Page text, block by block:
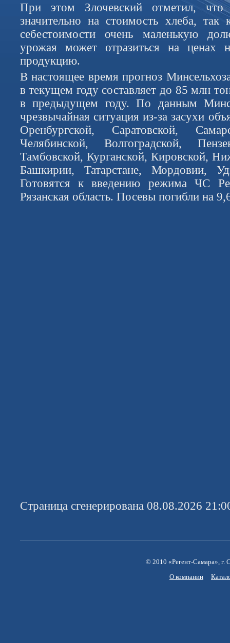
При этом Злочевский отметил, что
значительно на стоимость хлеба, так
себестоимости очень маленькую
урожая может отразиться на ценах
продукцию.
В настоящее время прогноз
в текущем году составляет до 85 млн
в предыдущем году. По данным
чрезвычайная ситуация из-за засухи
Оренбургской, Саратовской,
Челябинской, Волгоградской,
Тамбовской, Курганской, Кировской,
Башкирии, Татарстане, Мордовии,
Готовятся к введению режима ЧС
Рязанская область. Посевы погибли на
Страница сгенерирована 08.08.2026
© 2010 «Регент-Самара», г.
О компании